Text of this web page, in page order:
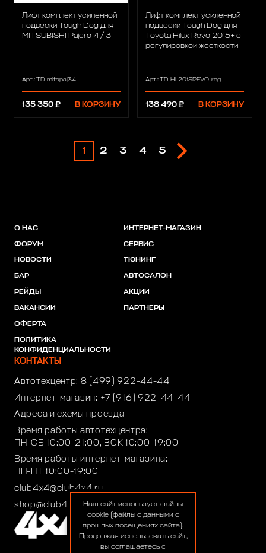
Лифт комплект усиленной
подвески Tough Dog для
MITSUBISHI Pajero 4 / 3
Арт.: TD-mitspaj34
135 350 ₽ В КОРЗИНУ
Лифт комплект усиленной
подвески Tough Dog для
Toyota Hilux Revo 2015+ с
регулировкой жесткости
Арт.: TD-HL2015REVO-reg
138 490 ₽ В КОРЗИНУ
1 2 3 4 5
О НАС
ФОРУМ
НОВОСТИ
БАР
РЕЙДЫ
ВАКАНСИИ
ОФЕРТА
ПОЛИТИКА
КОНФИДЕНЦИАЛЬНОСТИ
ИНТЕРНЕТ-МАГАЗИН
СЕРВИС
ТЮНИНГ
АВТОСАЛОН
АКЦИИ
ПАРТНЕРЫ
КОНТАКТЫ
Автотехцентр: 8 (499) 922-44-44
Интернет-магазин: +7 (916) 922-44-44
Адреса и схемы проезда
Время работы автотехцентра:
ПН-СБ 10:00-21:00, ВСК 10:00-19:00
Время работы интернет-магазина:
ПН-ПТ 10:00-19:00
club4x4@club4x4.ru
shop@club4x4.ruНаш сайт использует файлы
cookie (файлы с данными о
прошлых посещениях сайта).
Продолжая использовать сайт,
вы соглашаетесь с